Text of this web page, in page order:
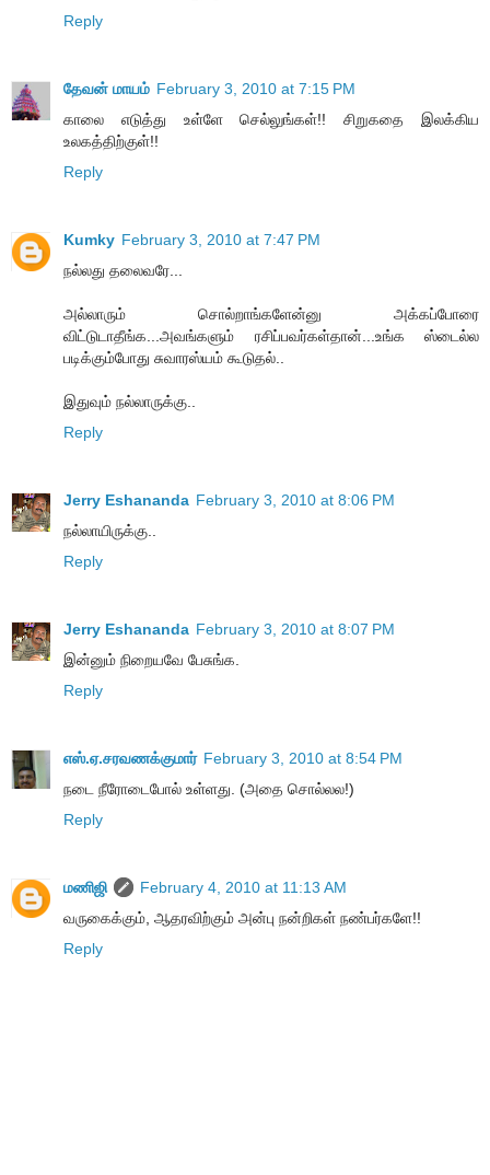
Reply
தேவன் மாயம் February 3, 2010 at 7:15 PM
காலை எடுத்து உள்ளே செல்லுங்கள்!! சிறுகதை இலக்கிய
உலகத்திற்குள்!!
Reply
Kumky February 3, 2010 at 7:47 PM
நல்லது தலைவரே...
அல்லாரும் சொல்றாங்களேன்னு அக்கப்போரை
விட்டுடாதீங்க...அவங்களும் ரசிப்பவர்கள்தான்...உங்க ஸ்டைல்ல
படிக்கும்போது சுவாரஸ்யம் கூடுதல்..
இதுவும் நல்லாருக்கு..
Reply
Jerry Eshananda February 3, 2010 at 8:06 PM
நல்லாயிருக்கு..
Reply
Jerry Eshananda February 3, 2010 at 8:07 PM
இன்னும் நிறையவே பேசுங்க.
Reply
எஸ்.ஏ.சரவணக்குமார் February 3, 2010 at 8:54 PM
நடை நீரோடைபோல் உள்ளது. (அதை சொல்லல!)
Reply
மணிஜி
February 4, 2010 at 11:13 AM
வருகைக்கும், ஆதரவிற்கும் அன்பு நன்றிகள் நண்பர்களே!!
Reply